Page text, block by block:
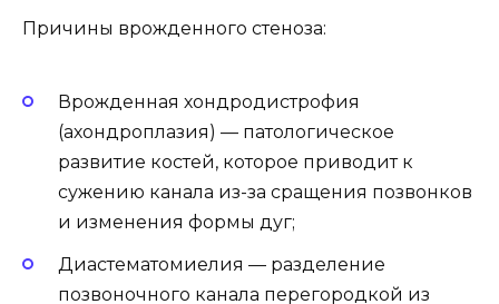
Причины врожденного стеноза:
Врожденная хондродистрофия
(ахондроплазия) — патологическое
развитие костей, которое приводит к
сужению канала из-за сращения позвонков
и изменения формы дуг;
Диастематомиелия — разделение
позвоночного канала перегородкой из